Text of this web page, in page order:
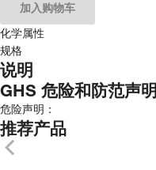
加入购物车
化学属性
规格
说明
GHS 危险和防范声明
危险声明：
推荐产品